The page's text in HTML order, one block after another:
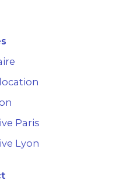
Paris
Lyon